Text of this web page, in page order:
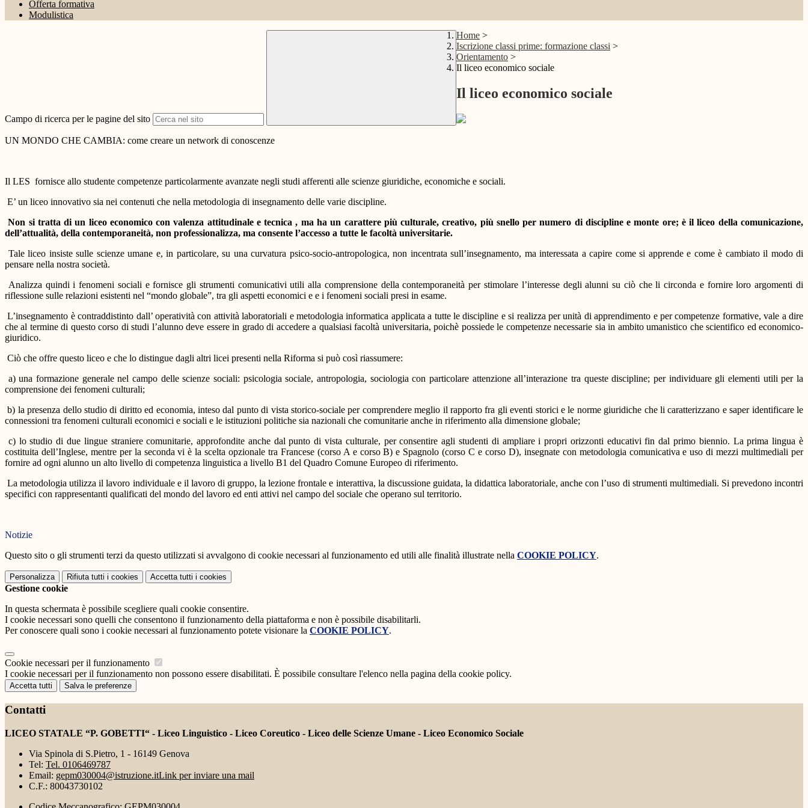
Offerta formativa
Modulistica
Campo di ricerca per le pagine del sito
Home >
Iscrizione classi prime: formazione classi >
Orientamento >
Il liceo economico sociale
Il liceo economico sociale
UN MONDO CHE CAMBIA: come creare un network di conoscenze
Il LES fornisce allo studente competenze particolarmente avanzate negli studi afferenti alle scienze giuridiche, economiche e sociali.
E’ un liceo innovativo sia nei contenuti che nella metodologia di insegnamento delle varie discipline.
Non si tratta di un liceo economico con valenza attitudinale e tecnica , ma ha un carattere più culturale, creativo, più snello per numero di discipline e monte ore; è il liceo della comunicazione,
dell’attualità, della contemporaneità, non professionalizza, ma consente l’accesso a tutte le facoltà universitarie.
Tale liceo insiste sulle scienze umane e, in particolare, su una curvatura psico-socio-antropologica, non incentrata sull’insegnamento, ma interessata a capire come si apprende e come è cambiato il modo di
pensare nella nostra società.
Analizza quindi i fenomeni sociali e fornisce gli strumenti comunicativi utili alla comprensione della contemporaneità per stimolare l’interesse degli alunni su ciò che li circonda e fornire loro argomenti di
riflessione sulle relazioni esistenti nel “mondo globale”, tra gli aspetti economici e e i fenomeni sociali presi in esame.
L’insegnamento è contraddistinto dall’ operatività con attività laboratoriali e metodologia informatica applicata a tutte le discipline e si realizza per unità di apprendimento e per competenze formative, vale a dire
che al termine di questo corso di studi l’alunno deve essere in grado di accedere a qualsiasi facoltà universitaria, poichè possiede le competenze necessarie sia in ambito umanistico che scientifico ed economico-
giuridico.
Ciò che offre questo liceo e che lo distingue dagli altri licei presenti nella Riforma si può così riassumere:
a) una formazione generale nel campo delle scienze sociali: psicologia sociale, antropologia, sociologia con particolare attenzione all’interazione tra queste discipline; per individuare gli elementi utili per la
comprensione dei fenomeni culturali;
b) la presenza dello studio di diritto ed economia, inteso dal punto di vista storico-sociale per comprendere meglio il rapporto fra gli eventi storici e le norme giuridiche che li caratterizzano e saper identificare le
connessioni tra fenomeni culturali economici e sociali e le istituzioni politiche sia nazionali che comunitarie anche in riferimento alla dimensione globale;
c) lo studio di due lingue straniere comunitarie, approfondite anche dal punto di vista culturale, per consentire agli studenti di ampliare i propri orizzonti educativi fin dal primo biennio. La prima lingua è
costituita dell’Inglese, mentre per la seconda vi è la scelta opzionale tra Francese (corso A e corso B) e Spagnolo (corso C e corso D), insegnate con metodologia comunicativa e uso di mezzi multimediali per
fornire ad ogni alunno un alto livello di competenza linguistica a livello B1 del Quadro Comune Europeo di riferimento.
La metodologia utilizza il lavoro individuale e il lavoro di gruppo, la lezione frontale e interattiva, la discussione guidata, la didattica laboratoriale, anche con l’uso di strumenti multimediali. Si prevedono incontri
specifici con rappresentanti qualificati del mondo del lavoro ed enti attivi nel campo del sociale che operano sul territorio.
Notizie
Questo sito o gli strumenti terzi da questo utilizzati si avvalgono di cookie necessari al funzionamento ed utili alle finalità illustrate nella COOKIE POLICY.
Personalizza Rifiuta tutti i cookies Accetta tutti i cookies
Gestione cookie
In questa schermata è possibile scegliere quali cookie consentire.
I cookie necessari sono quelli che consentono il funzionamento della piattaforma e non è possibile disabilitarli.
Per conoscere quali sono i cookie necessari al funzionamento potete visionare la COOKIE POLICY.
Cookie necessari per il funzionamento
I cookie necessari per il funzionamento non possono essere disabilitati. È possibile consultare l'elenco nella pagina della cookie policy.
Accetta tutti Salva le preferenze
Contatti
LICEO STATALE “P. GOBETTI“ - Liceo Linguistico - Liceo Coreutico - Liceo delle Scienze Umane - Liceo Economico Sociale
Via Spinola di S.Pietro, 1 - 16149 Genova
Tel: Tel. 0106469787
Email: gepm030004@istruzione.itLink per inviare una mail
C.F.: 80043730102